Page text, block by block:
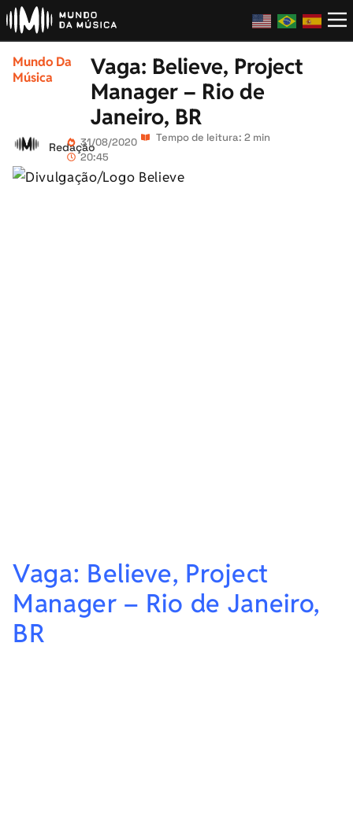
Mundo Da
Música
Vaga: Believe, Project
Manager – Rio de
Janeiro, BR
Redação31/08/2020
20:45
Tempo de leitura: 2 min
Vaga: Believe, Project
Manager – Rio de Janeiro,
BR